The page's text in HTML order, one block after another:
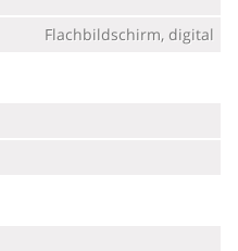
Flachbildschirm, digital